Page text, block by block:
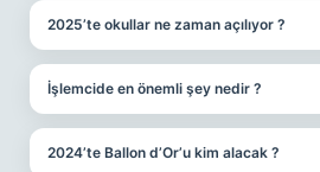
2025’te okullar ne zaman açılıyor ?
İşlemcide en önemli şey nedir ?
2024’te Ballon d’Or’u kim alacak ?